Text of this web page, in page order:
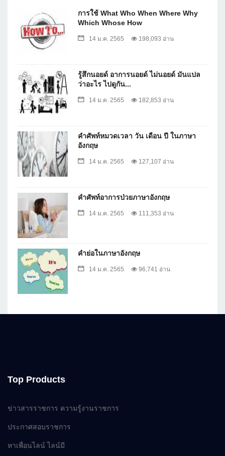
การใช้ What Who When Where Why
Which Whose How
14 ม.ค. 2565 198,093 อ่าน
รู้สึกนอยด์ อาการนอยด์ ไม่นอยด์ มันแปล
ว่าอะไร ไปดูกัน...
14 ม.ค. 2565 182,853 อ่าน
คำศัพท์หมวดเวลา วัน เดือน ปี ในภาษา
อังกฤษ
14 ม.ค. 2565 127,107 อ่าน
คำศัพท์อาการป่วยภาษาอังกฤษ
14 ม.ค. 2565 111,353 อ่าน
คำย่อในภาษาอังกฤษ
14 ม.ค. 2565 96,741 อ่าน
Top Products
ข่าวสารราชการ ความรู้งานราชการ
ประกาศสอบราชการ
หาเพื่อนไลน์ ไลน์มี